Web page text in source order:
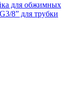
для обжимных
8” для трубки